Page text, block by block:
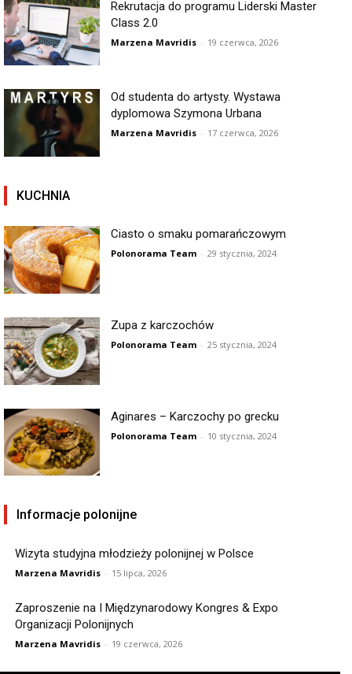
Rekrutacja do programu Liderski Master
Class 2.0
Marzena Mavridis - 19 czerwca, 2026
Od studenta do artysty. Wystawa
dyplomowa Szymona Urbana
Marzena Mavridis - 17 czerwca, 2026
KUCHNIA
Ciasto o smaku pomarańczowym
Polonorama Team - 29 stycznia, 2024
Zupa z karczochów
Polonorama Team - 25 stycznia, 2024
Aginares – Karczochy po grecku
Polonorama Team - 10 stycznia, 2024
Informacje polonijne
Wizyta studyjna młodzieży polonijnej w Polsce
Marzena Mavridis - 15 lipca, 2026
Zaproszenie na I Międzynarodowy Kongres & Expo
Organizacji Polonijnych
Marzena Mavridis - 19 czerwca, 2026